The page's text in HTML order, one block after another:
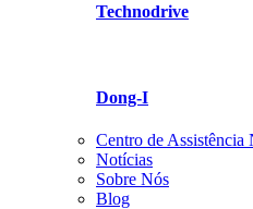
Technodrive
Dong-I
Centro de Assistência
Notícias
Sobre Nós
Blog